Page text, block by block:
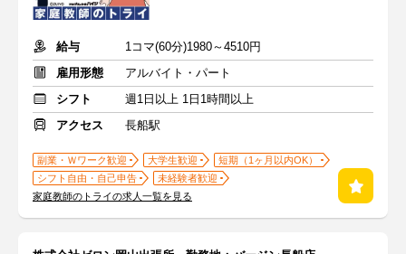
給与
1コマ(60分)1980～4510円
雇用形態
アルバイト・パート
シフト
週1日以上 1日1時間以上
アクセス
長船駅
副業・Ｗワーク歓迎 大学生歓迎
短期（1ヶ月以内OK）
シフト自由・自己申告
未経験者歓迎
家庭教師のトライの求人一覧を見る